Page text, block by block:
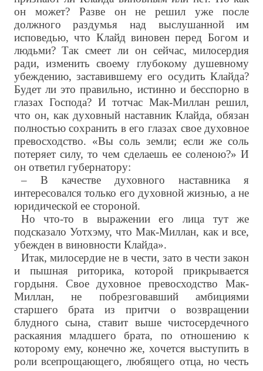
он может? Разве он не решил уже после
должного раздумья над выслушанной им
исповедью, что Клайд виновен перед Богом и
людьми? Так смеет ли он сейчас, милосердия
ради, изменить своему глубокому душевному
убеждению, заставившему его осудить Клайда?
Будет ли это правильно, истинно и бесспорно в
глазах Господа? И тотчас Мак-Миллан решил,
что он, как духовный наставник Клайда, обязан
полностью сохранить в его глазах свое духовное
превосходство. «Вы соль земли; если же соль
потеряет силу, то чем сделаешь ее соленою?» И
он ответил губернатору:
– В качестве духовного наставника я
интересовался только его духовной жизнью, а не
юридической ее стороной.
Но что-то в выражении его лица тут же
подсказало Уотхэму, что Мак-Миллан, как и все,
убежден в виновности Клайда».
Итак, милосердие не в чести, зато в чести закон
и пышная риторика, которой прикрывается
гордыня. Свое духовное превосходство Мак-
Миллан, не побрезговавший амбициями
старшего брата из притчи о возвращении
блудного сына, ставит выше чистосердечного
раскаяния младшего брата, по отношению к
которому ему, конечно же, хочется выступить в
роли всепрощающего, любящего отца, но честь